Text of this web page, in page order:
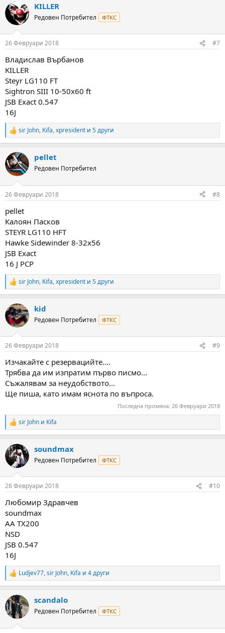
c
t
i
s
KILLER
Редовен Потребител ФТКС
26 Февруари 2018 #7
Владислав Върбанов
KILLER
Steyr LG110 FT
Sightron SIII 10-50x60 ft
JSB Exact 0.547
16J
R
e
c
t
i
s
sir John, Kifa,xpresident и 5 други
pellet
Редовен Потребител
26 Февруари 2018 #8
pellet
Калоян Пасков
STEYR LG110 HFT
Hawke Sidewinder 8-32x56
JSB Exact
16 J PCP
R
e
c
t
i
s
sir John, Kifa,xpresident и 5 други
kid
Редовен Потребител ФТКС
26 Февруари 2018 #9
Изчакайте с резервацийте....
Трябва да им изпратим първо писмо...
Съжалявам за неудобството...
Ще пиша, като имам яснота по въпроса.
Последна промяна: 26 Февруари 2018
R
e
c
t
i
s
sir John и Kifa
soundmax
Редовен Потребител ФТКС
26 Февруари 2018 #10
Любомир Здравчев
soundmax
AA TX200
NSD
JSB 0.547
16J
R
e
c
t
i
Ludjev77,sir John, Kifa и 4 други
scandalo
Редовен Потребител ФТКС